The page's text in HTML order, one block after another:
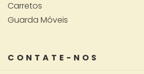
Carretos
Guarda Móveis
CONTATE-NOS